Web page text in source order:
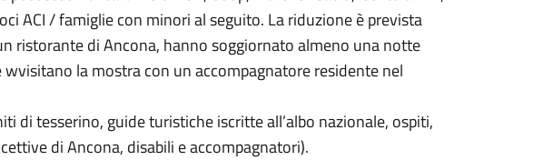
ACI / famiglie con minori al seguito. La riduzione è prevista
ristorante di Ancona, hanno soggiornato almeno una notte
la mostra con un accompagnatore residente nel
di tesserino, guide turistiche iscritte all’albo nazionale, ospiti,
di Ancona, disabili e accompagnatori).